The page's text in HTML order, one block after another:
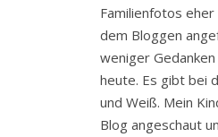
Familienfotos eher
dem Bloggen
weniger
heute. Es gibt bei
und Weiß. Mein
Blog angeschaut